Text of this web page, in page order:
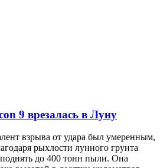
9 врезалась в Луну
взрыва от удара был умеренным,
рыхлости лунного грунта
до 400 тонн пыли. Она